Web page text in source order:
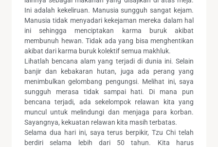
Ini adalah kekeliruan. Manusia sungguh sangat kejam.
Manusia tidak menyadari kekejaman mereka dalam hal
ini sehingga menciptakan karma buruk akibat
membunuh hewan. Tidak ada yang bisa menghentikan
akibat dari karma buruk kolektif semua makhluk.
Lihatlah bencana alam yang terjadi di dunia ini. Selain
banjir dan kebakaran hutan, juga ada perang yang
menimbulkan gelombang pengungsi. Melihat ini, saya
sungguh merasa tidak sampai hati. Di mana pun
bencana terjadi, ada sekelompok relawan kita yang
muncul untuk melindungi dan menjaga para korban.
Sayangnya, kekuatan relawan kita masih terbatas.
Selama dua hari ini, saya terus berpikir, Tzu Chi telah
berdiri selama lebih dari 50 tahun. Kita harus